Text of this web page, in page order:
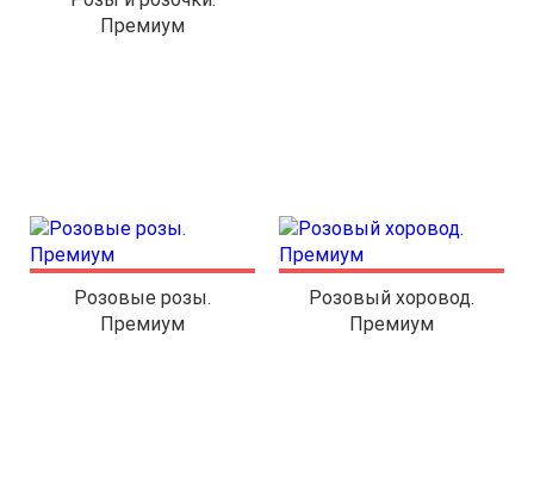
Премиум
Розовые розы.
Премиум
Розовый хоровод.
Премиум